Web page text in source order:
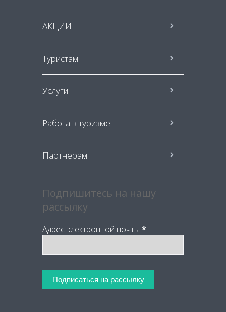
АКЦИИ
Туристам
Услуги
Работа в туризме
Партнерам
Подпишитесь на нашу
рассылку
Адрес электронной почты *